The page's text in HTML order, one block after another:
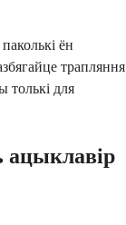
ён
трапляння
толькі для
ацыклавір